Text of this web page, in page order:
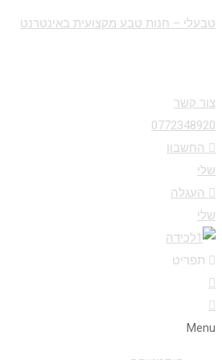
טבעלי – חנות טבע מקצועית באינטרנט
צור קשר
0772348920
החשבון
שלי
העגלה
שלי
תפריט
Menu